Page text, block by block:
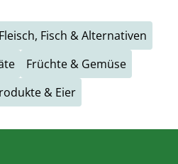
Fleisch, Fisch & Alternativen
Früchte & Gemüse
& Eier